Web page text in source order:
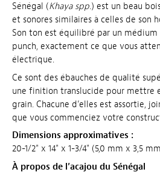
Sénégal (Khaya spp.) est un beau
et sonores similaires à celles de son
Son ton est équilibré par un
punch, exactement ce que vous
électrique.
Ce sont des ébauches de qualité
une finition translucide pour mettre
grain. Chacune d’elles est assortie,
que vous commenciez votre
Dimensions approximatives :
20-1/2" x 14" x 1-3/4" (5,0 mm x 3,5
À propos de l’acajou du Sénégal